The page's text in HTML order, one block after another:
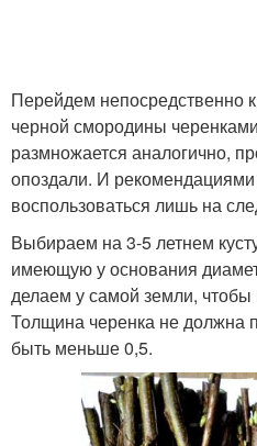
Перейдем непосредственно
черной смородины
размножается аналогично,
опоздали. И
воспользоваться лишь на
Выбираем на 3-5 летнем
имеющую у основания
делаем у самой земли, чтобы
Толщина черенка не должна
быть меньше 0,5.